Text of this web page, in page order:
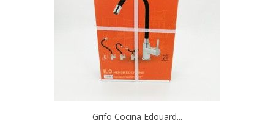
Grifo Cocina Edouard...